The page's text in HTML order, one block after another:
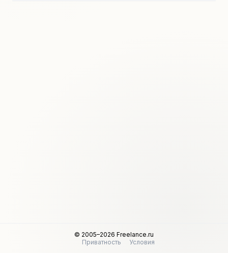
© 2005–2026 Freelance.ru
Приватность
Условия